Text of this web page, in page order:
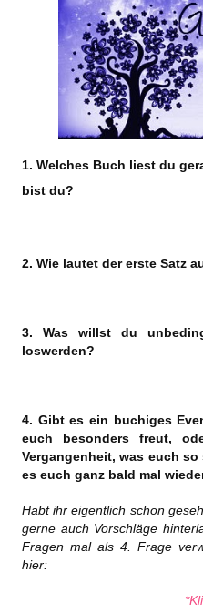
1. Welches Buch liest du
bist du?
2. Wie lautet der erste Satz
3. Was willst du
loswerden?
4. Gibt es ein buchiges
euch besonders freut,
Vergangenheit, was euch
es euch ganz bald mal
Habt ihr eigentlich schon
gerne auch Vorschläge
Fragen mal als 4. Frage
hier: